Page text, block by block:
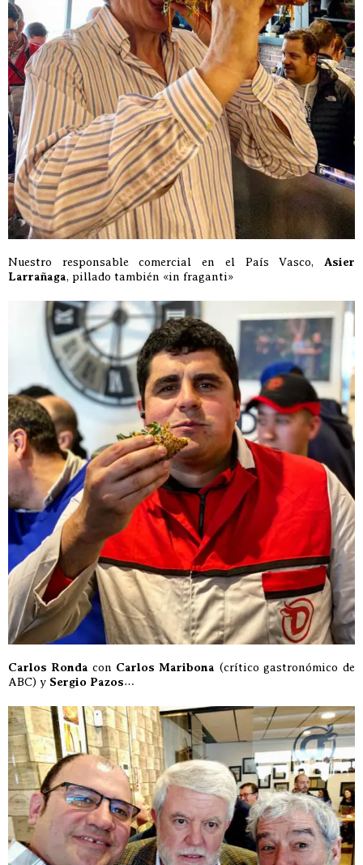
Nuestro responsable comercial en el País Vasco, Asier
Larrañaga, pillado también «in fraganti»
Carlos Ronda con Carlos Maribona (crítico gastronómico de
ABC) y Sergio Pazos…